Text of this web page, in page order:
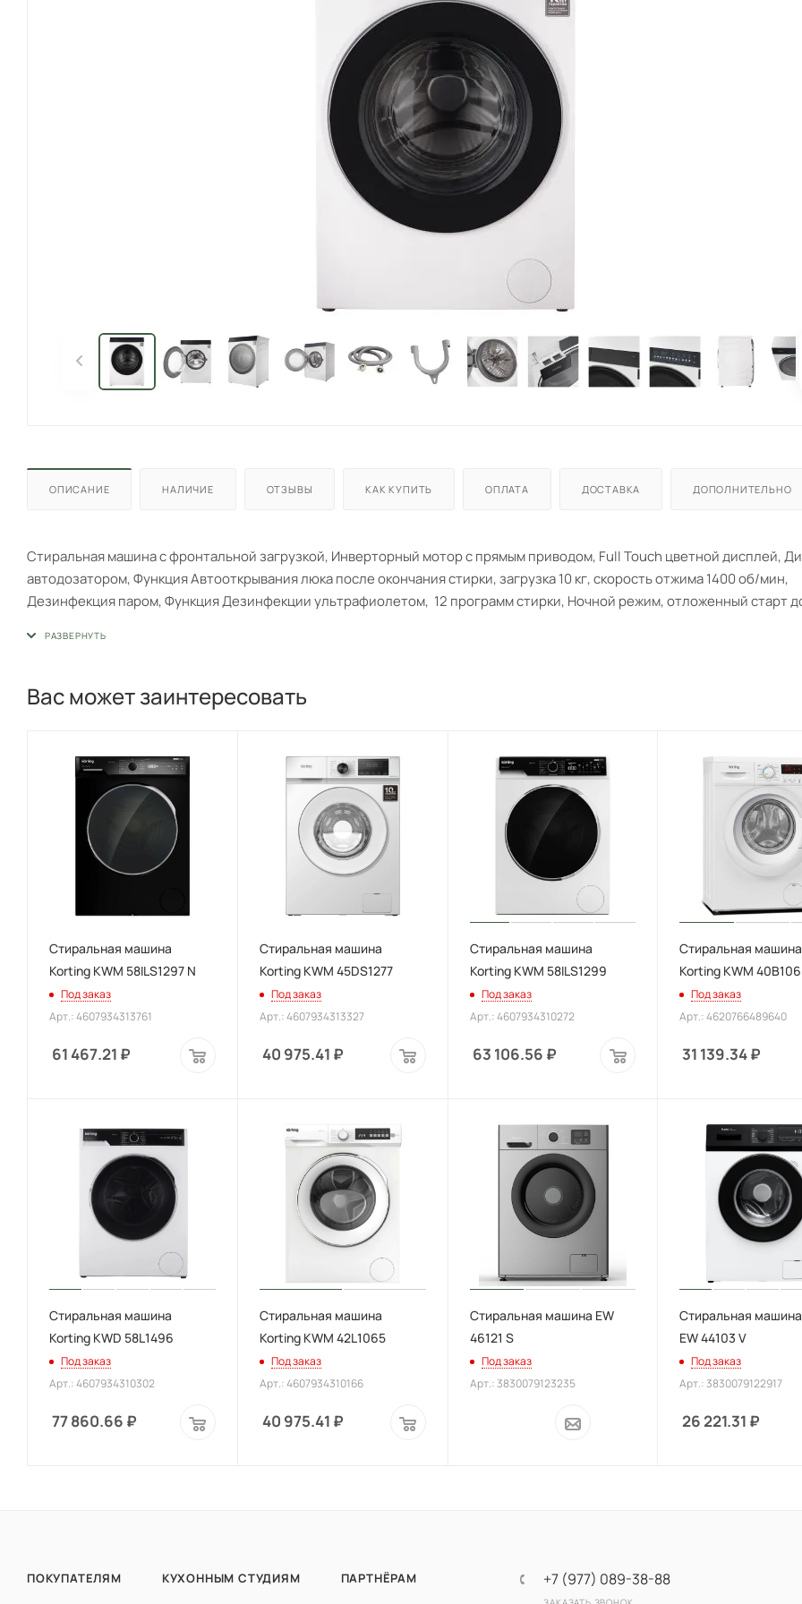
ОПИСАНИЕ НАЛИЧИЕ ОТЗЫВЫ КАК КУПИТЬ ОПЛАТА ДОСТАВКА ДОПОЛНИТЕЛЬНО
Стиральная машина с фронтальной загрузкой, Инверторный мотор с прямым приводом, Full Touch цветной дисплей,
автодозатором, Функция Автооткрывания люка после окончания стирки, загрузка 10 кг, скорость отжима 1400 об/мин,
Дезинфекция паром, Функция Дезинфекции ультрафиолетом, 12 программ стирки, Ночной режим, отложенный старт
Вас может заинтересовать
Стиральная машина
Korting KWM 58ILS1297 N
Под заказ
Арт.: 4607934313761
61 467.21 ₽
Стиральная машина
Korting KWM 45DS1277
Под заказ
Арт.: 4607934313327
40 975.41 ₽
Стиральная машина
Korting KWM 58ILS1299
Под заказ
Арт.: 4607934310272
63 106.56 ₽
Стиральная машина
Korting KWM
Под заказ
Арт.: 4620766489640
31 139.34₽
Стиральная машина
Korting KWD 58L1496
Под заказ
Арт.: 4607934310302
77 860.66 ₽
Стиральная машина
Korting KWM 42L1065
Под заказ
Арт.: 4607934310166
40 975.41 ₽
Стиральная машина EW
46121 S
Под заказ
Арт.: 3830079123235
Стиральная машина
EW 44103 V
Под заказ
Арт.: 3830079122917
26 221.31 ₽
ПОКУПАТЕЛЯМ КУХОННЫМ СТУДИЯМ
ПАРТНЁРАМ
+7 (977) 089-38-88